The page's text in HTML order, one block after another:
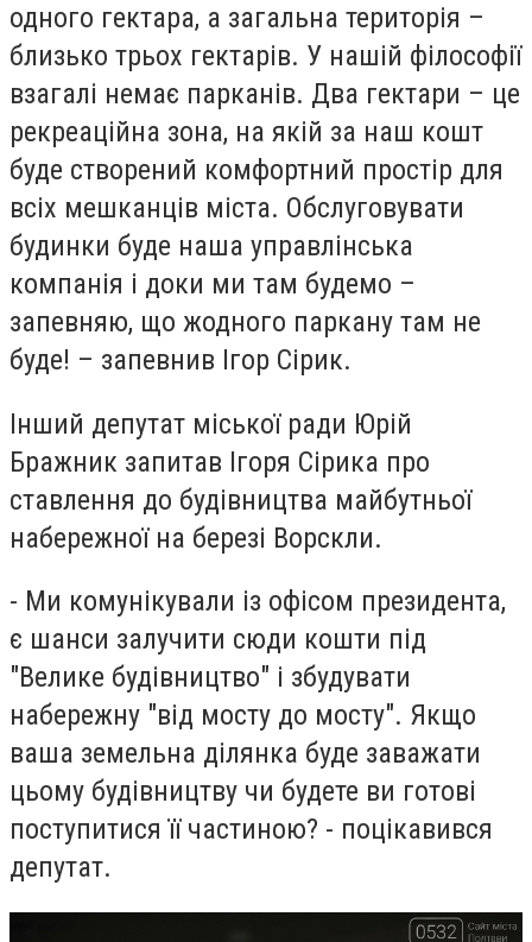
одного гектара, а загальна територія –
близько трьох гектарів. У нашій філософії
взагалі немає парканів. Два гектари – це
рекреаційна зона, на якій за наш кошт
буде створений комфортний простір для
всіх мешканців міста. Обслуговувати
будинки буде наша управлінська
компанія і доки ми там будемо –
запевняю, що жодного паркану там не
буде! – запевнив Ігор Сірик.
Інший депутат міської ради Юрій
Бражник запитав Ігоря Сірика про
ставлення до будівництва майбутньої
набережної на березі Ворскли.
- Ми комунікували із офісом президента,
є шанси залучити сюди кошти під
"Велике будівництво" і збудувати
набережну "від мосту до мосту". Якщо
ваша земельна ділянка буде заважати
цьому будівництву чи будете ви готові
поступитися її частиною? - поцікавився
депутат.